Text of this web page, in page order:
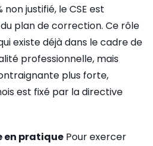
justifié, le CSE est
plan de correction. Ce rôle
existe déjà dans le cadre de
professionnelle, mais
plus forte,
est fixé par la directive
en pratique Pour exercer